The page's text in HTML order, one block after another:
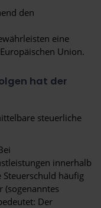
den
eine
Union.
hat der
steuerliche
innerhalb
Steuerschuld häufig
(sogenanntes
Der